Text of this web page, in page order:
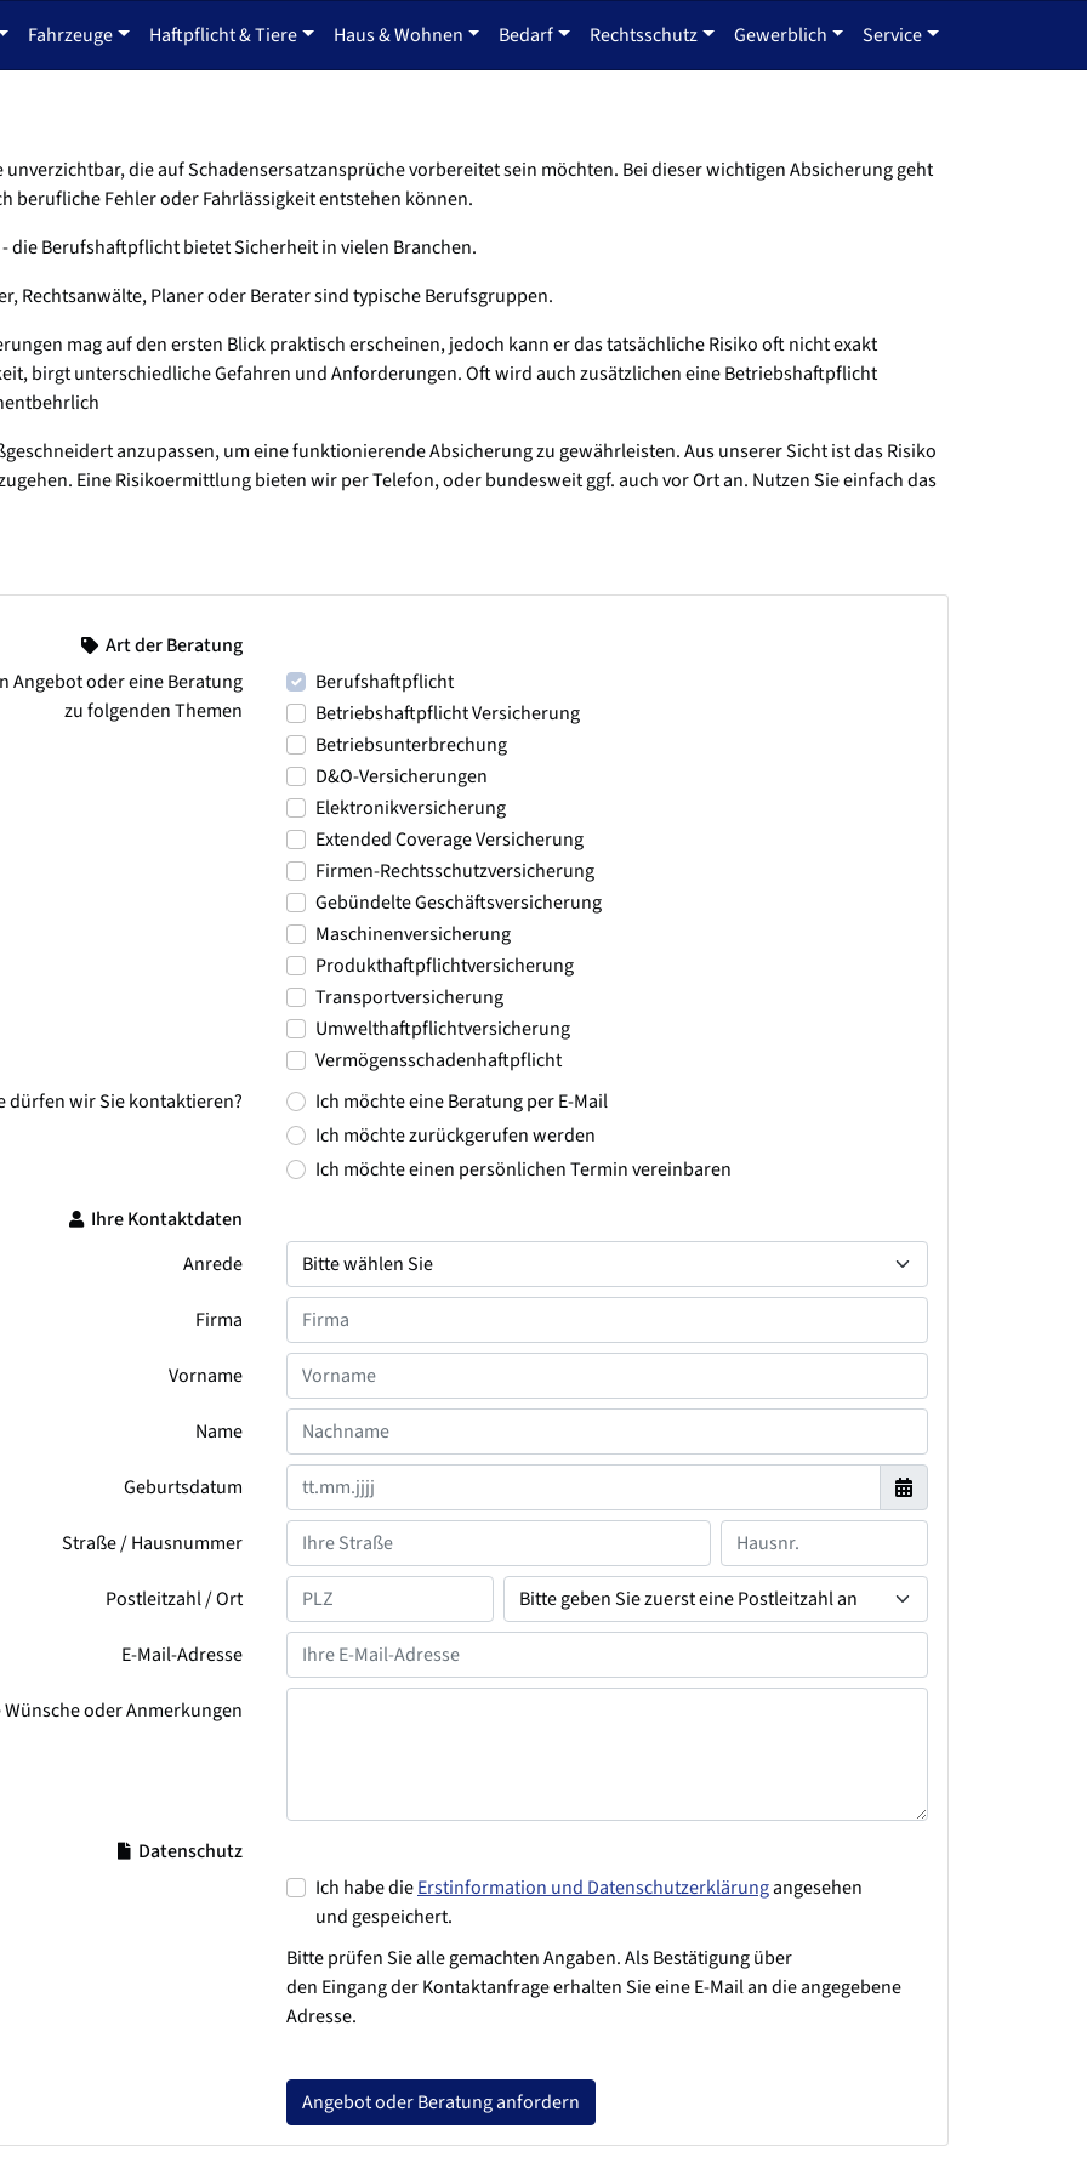
Fahrzeuge Haftpflicht & Tiere Haus & Wohnen Bedarf Rechtsschutz Gewerblich Service
die auf Schadensersatzansprüche vorbereitet sein möchten. Bei dieser wichtigen Absicherung geht
berufliche Fehler oder Fahrlässigkeit entstehen können.
die Berufshaftpflicht bietet Sicherheit in vielen Branchen.
Rechtsanwälte, Planer oder Berater sind typische Berufsgruppen.
mag auf den ersten Blick praktisch erscheinen, jedoch kann er das tatsächliche Risiko oft nicht exakt
birgt unterschiedliche Gefahren und Anforderungen. Oft wird auch zusätzlichen eine Betriebshaftpflicht
anzupassen, um eine funktionierende Absicherung zu gewährleisten. Aus unserer Sicht ist das Risiko
Eine Risikoermittlung bieten wir per Telefon, oder bundesweit ggf. auch vor Ort an. Nutzen Sie einfach das
Art der Beratung
Angebot oder eine Beratung
zu folgenden Themen
Berufshaftpflicht
Betriebshaftpflicht Versicherung
Betriebsunterbrechung
D&O-Versicherungen
Elektronikversicherung
Extended Coverage Versicherung
Firmen-Rechtsschutzversicherung
Gebündelte Geschäftsversicherung
Maschinenversicherung
Produkthaftpflichtversicherung
Transportversicherung
Umwelthaftpflichtversicherung
Vermögensschadenhaftpflicht
dürfen wir Sie kontaktieren?
Ich möchte eine Beratung per E-Mail
Ich möchte zurückgerufen werden
Ich möchte einen persönlichen Termin vereinbaren
Ihre Kontaktdaten
Anrede
Firma
Vorname
Name
Geburtsdatum
Straße / Hausnummer
Postleitzahl / Ort
E-Mail-Adresse
oder Anmerkungen
Datenschutz
Ich habe dieErstinformation und Datenschutzerklärungangesehen
und gespeichert.
Bitte prüfen Sie alle gemachten Angaben. Als Bestätigung über
den Eingang der Kontaktanfrage erhalten Sie eine E-Mail an die angegebene
Adresse.
Angebot oder Beratung anfordern